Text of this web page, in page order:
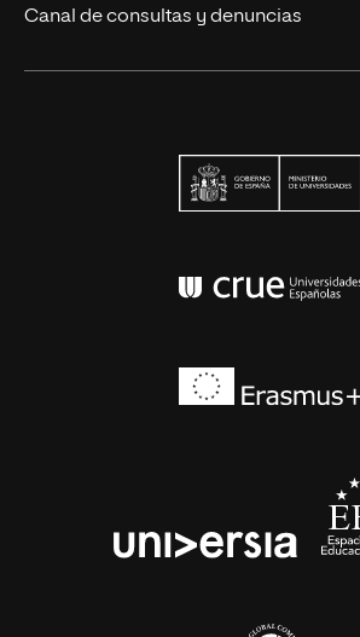
Canal de consultas y denuncias